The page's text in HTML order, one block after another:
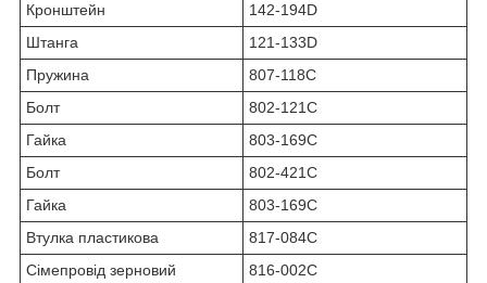
Кронштейн
142-194D
Штанга
121-133D
Пружина
807-118C
Болт
802-121С
Гайка
803-169С
Болт
802-421С
Гайка
803-169С
Втулка пластикова
817-084С
Сімепровід зерновий
816-002С